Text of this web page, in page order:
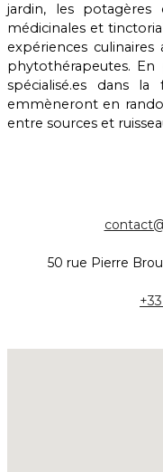
jardin, les potagères
médicinales et
expériences
phytothérapeutes.
spécialisé.es dans
emmèneront en
entre sources et
50 rue Pierre